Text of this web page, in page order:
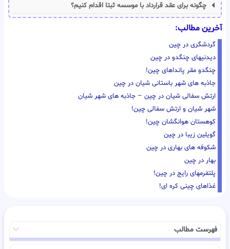
چگونه برای عقد قرارداد با موسسه ثبتا اقدام کنیم؟
آخرین مطالب:
گردشگری در چین
دیدنیهای چنگدو در چین
چنگدو مقر پانداهای چین!
جاذبه های شهر باستانی شیان در چین
ارتش سفالی شیان در چین – جاذبه های شهر شیان
شهر شیان و ارتش سفالی چین!
کوهستان هوانگشان چین!
گویلین زیبا در چین
شکوفه های بهاری در چین
بهار در چین
پلتفرمهای رایج در چین!
غذاهای چینی کره ای!
فهرست مطالب